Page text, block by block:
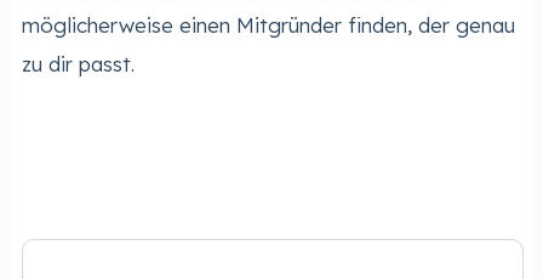
möglicherweise einen Mitgründer finden, der genau
zu dir passt.